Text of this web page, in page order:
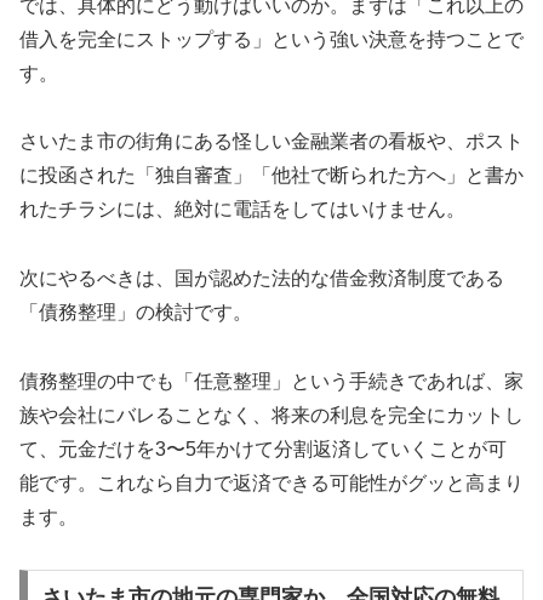
では、具体的にどう動けばいいのか。まずは「これ以上の
借入を完全にストップする」という強い決意を持つことで
す。
さいたま市の街角にある怪しい金融業者の看板や、ポスト
に投函された「独自審査」「他社で断られた方へ」と書か
れたチラシには、絶対に電話をしてはいけません。
次にやるべきは、国が認めた法的な借金救済制度である
「債務整理」の検討です。
債務整理の中でも「任意整理」という手続きであれば、家
族や会社にバレることなく、将来の利息を完全にカットし
て、元金だけを3〜5年かけて分割返済していくことが可
能です。これなら自力で返済できる可能性がグッと高まり
ます。